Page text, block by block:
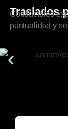
Traslados
Conductores
puntualidad y